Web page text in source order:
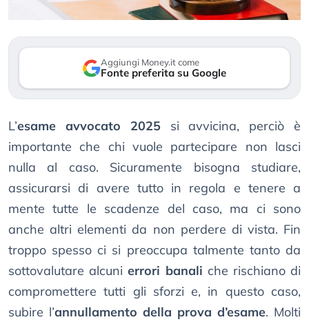
Aggiungi Money.it come
Fonte preferita su Google
L’esame avvocato 2025 si avvicina, perciò è
importante che chi vuole partecipare non lasci
nulla al caso. Sicuramente bisogna studiare,
assicurarsi di avere tutto in regola e tenere a
mente tutte le scadenze del caso, ma ci sono
anche altri elementi da non perdere di vista. Fin
troppo spesso ci si preoccupa talmente tanto da
sottovalutare alcunierrori banali che rischiano di
compromettere tutti gli sforzi e, in questo caso,
subire l’annullamento della prova d’esame. Molti